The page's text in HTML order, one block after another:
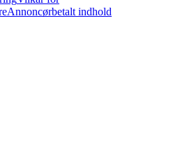
Annoncørbetalt indhold